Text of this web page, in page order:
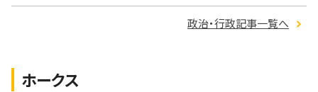
政治・行政記事一覧へ
ホークス